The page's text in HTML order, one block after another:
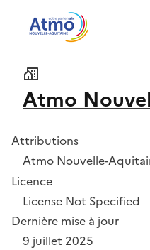
Atmo
Attributions
Atmo Nouvelle-
Licence
License Not Specified
Dernière mise à jour
9 juillet 2025